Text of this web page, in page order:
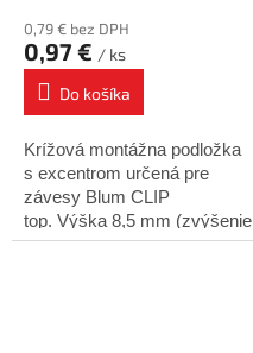
0,79 € bez DPH
0,97 € / ks
Do košíka
Krížová montážna podložka
s excentrom určená pre
závesy Blum CLIP
top. Výška 8,5 mm (zvýšenie
podložky 0 mm).